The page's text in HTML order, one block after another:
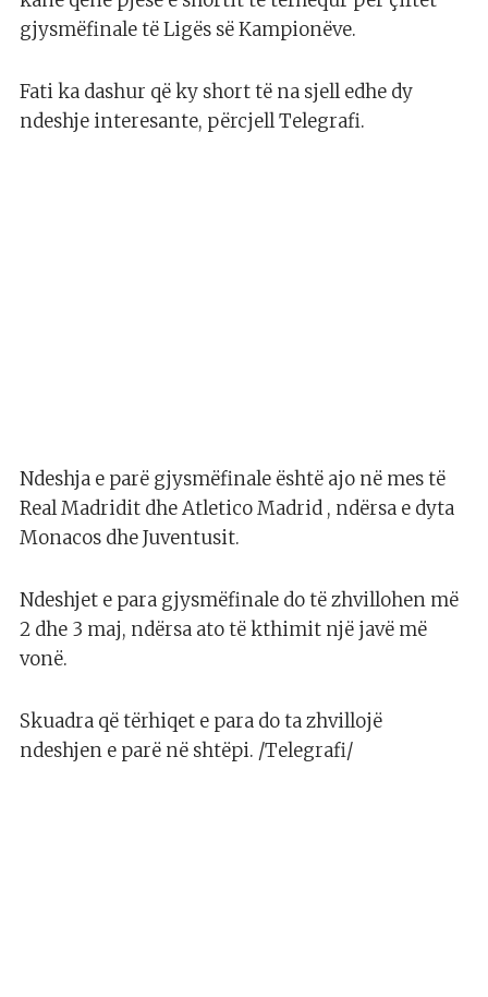
gjysmëfinale të Ligës së Kampionëve.
Fati ka dashur që ky short të na sjell edhe dy
ndeshje interesante, përcjell Telegrafi.
Ndeshja e parë gjysmëfinale është ajo në mes të
Real Madridit dhe Atletico Madrid , ndërsa e dyta
Monacos dhe Juventusit.
Ndeshjet e para gjysmëfinale do të zhvillohen më
2 dhe 3 maj, ndërsa ato të kthimit një javë më
vonë.
Skuadra që tërhiqet e para do ta zhvillojë
ndeshjen e parë në shtëpi. /Telegrafi/